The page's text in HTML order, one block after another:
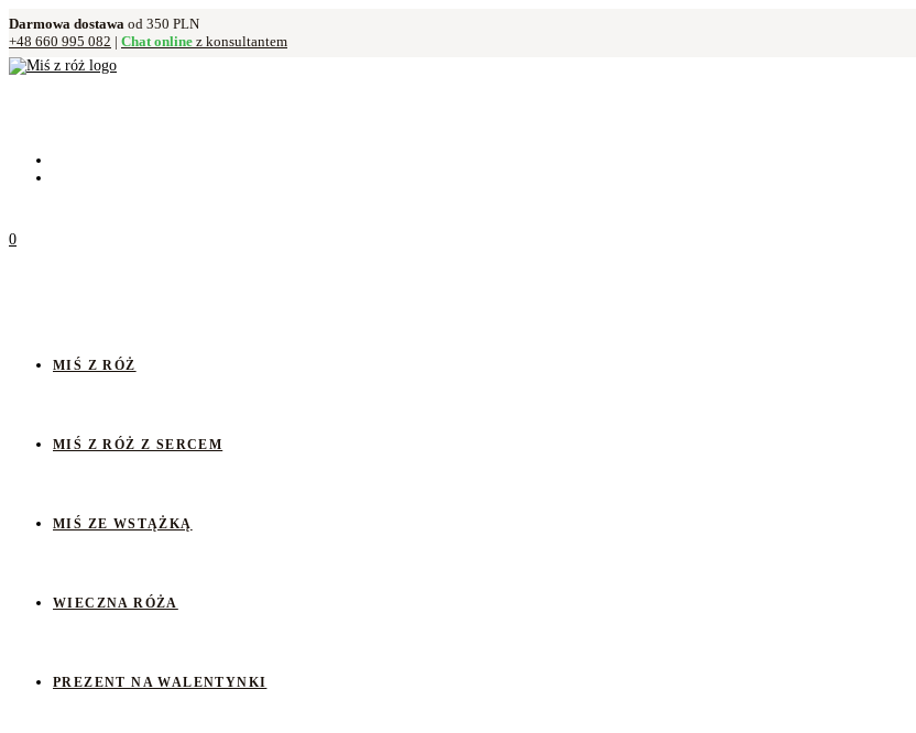
Darmowa dostawa od 350 PLN
+48 660 995 082 | Chat online z konsultantem
0
MIŚ Z RÓŻ
MIŚ Z RÓŻ Z SERCEM
MIŚ ZE WSTĄŻKĄ
WIECZNA RÓŻA
PREZENT NA WALENTYNKI